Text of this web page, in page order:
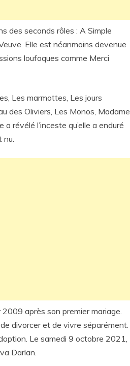
des seconds rôles : A Simple
Elle est néanmoins devenue
loufoques comme Merci
Les marmottes, Les jours
des Oliviers, Les Monos, Madame
révélé l’inceste qu’elle a enduré
nu.
après son premier mariage.
divorcer et de vivre séparément.
Le samedi 9 octobre 2021,
Darlan.